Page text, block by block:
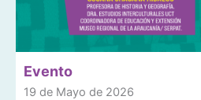
Evento
19 de Mayo de 2026